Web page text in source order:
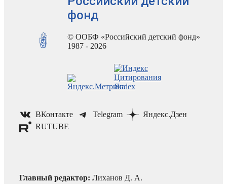
фонд
© ООБФ «Российский детский фонд»
1987 - 2026
ВКонтакте Telegram
Яндекс.Дзен
RUTUBE
Главный редактор: Лиханов Д. А.